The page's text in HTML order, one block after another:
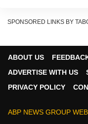
ऑफिस पर शानदार
SPONSORED LINKS BY
ABOUT US
ADVERTISE WITH US
PRIVACY POLICY
ABP NEWS GROUP